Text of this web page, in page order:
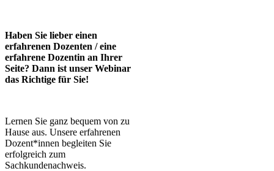
Haben Sie lieber einen
erfahrenen Dozenten / eine
erfahrene Dozentin an Ihrer
Seite? Dann ist unser Webinar
das Richtige für Sie!
Lernen Sie ganz bequem von zu
Hause aus. Unsere erfahrenen
Dozent*innen begleiten Sie
erfolgreich zum
Sachkundenachweis.